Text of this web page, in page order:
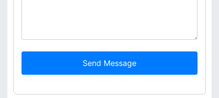
Send Message